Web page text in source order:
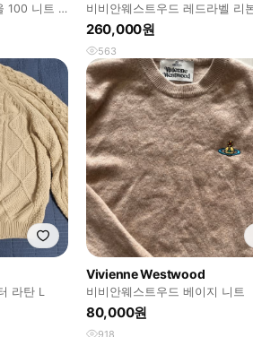
100 니트 s
비비안웨스트우드 레드라벨 리
260,000원
563
라탄 L
Vivienne Westwood
비비안웨스트우드 베이지 니트
80,000원
918